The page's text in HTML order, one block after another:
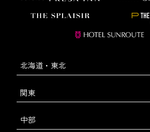
北海道・東北
関東
中部